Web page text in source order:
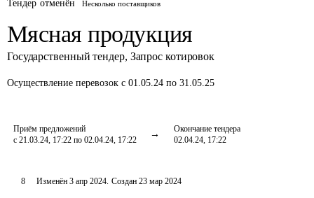
Тендер отменён Несколько поставщиков
Мясная продукция
Государственный тендер, Запрос котировок
Осуществление перевозок с 01.05.24 по 31.05.25
Приём предложений
с 21.03.24, 17:22 по 02.04.24, 17:22
Окончание тендера
02.04.24, 17:22
8 Изменён 3 апр 2024. Создан 23 мар 2024